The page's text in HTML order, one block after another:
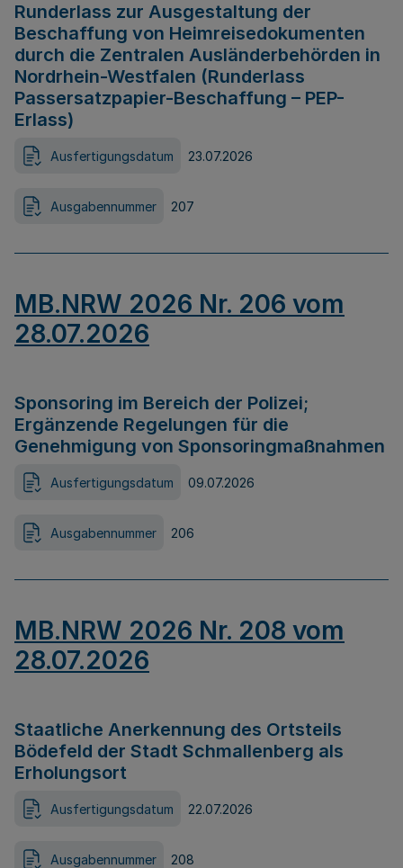
Runderlass zur Ausgestaltung der
Beschaffung von Heimreisedokumenten
durch die Zentralen Ausländerbehörden in
Nordrhein-Westfalen (Runderlass
Passersatzpapier-Beschaffung – PEP-
Erlass)
Ausfertigungsdatum 23.07.2026
Ausgabennummer 207
MB.NRW 2026 Nr. 206 vom
28.07.2026
Sponsoring im Bereich der Polizei;
Ergänzende Regelungen für die
Genehmigung von Sponsoringmaßnahmen
Ausfertigungsdatum 09.07.2026
Ausgabennummer 206
MB.NRW 2026 Nr. 208 vom
28.07.2026
Staatliche Anerkennung des Ortsteils
Bödefeld der Stadt Schmallenberg als
Erholungsort
Ausfertigungsdatum 22.07.2026
Ausgabennummer 208